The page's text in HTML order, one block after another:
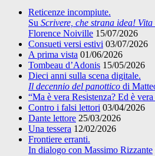
Reticenze incompiute.
Su Scrivere, che strana idea!
Florence Noiville 15/07/2026
Consueti versi estivi 03/07/2026
A prima vista 01/06/2026
Tombeau d’Adonis 15/05/2026
Dieci anni sulla scena digitale.
Il decennio del panottico di
“Ma è vera Resistenza? Ed è
Contro i falsi lettori 03/04/2026
Dante lettore 25/03/2026
Una tessera 12/02/2026
Frontiere erranti.
In dialogo con Massimo Rizzante